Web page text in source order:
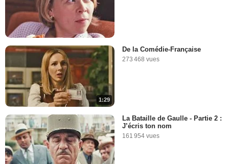
1:29
De la Comédie-Française
273 468 vues
La Bataille de Gaulle - Partie 2 :
J’écris ton nom
161 954 vues